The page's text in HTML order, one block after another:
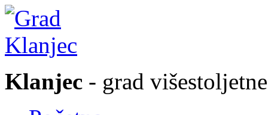
Klanjec - grad